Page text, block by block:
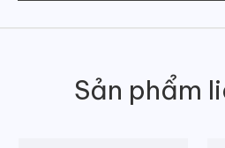
Sản phẩm